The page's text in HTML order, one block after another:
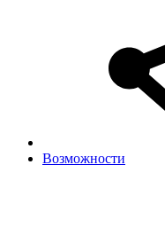
Возможности